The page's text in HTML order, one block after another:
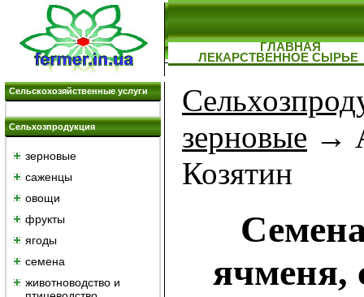
ГЛАВНАЯ
ЛЕКАРСТВЕННОЕ СЫРЬЕ
Сельскохозяйственные услуги
Сельхозпродукция
зерновые
саженцы
овощи
фрукты
ягоды
семена
животноводство и
зерновые →
Козятин
ячменя,